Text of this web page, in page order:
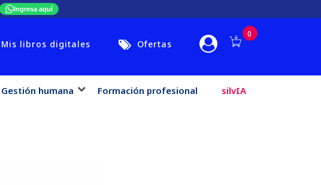
Ingresa aquí
Mis libros digitales Ofertas
0
Gestión humana Formación profesional silvIA